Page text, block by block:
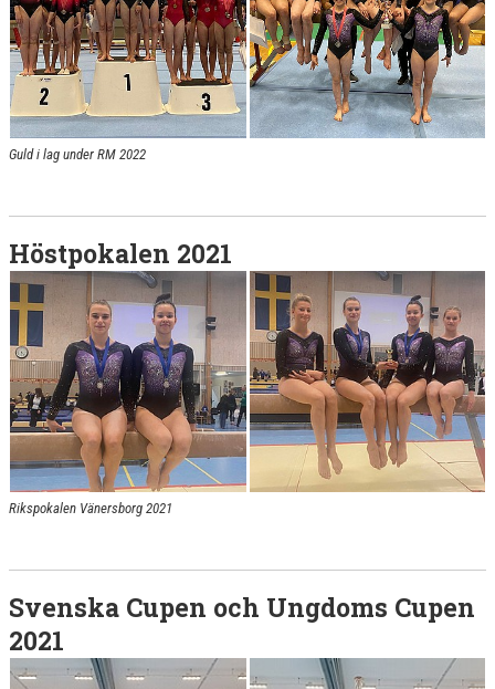
Guld i lag under RM 2022
Höstpokalen 2021
Rikspokalen Vänersborg 2021
Svenska Cupen och Ungdoms Cupen
2021